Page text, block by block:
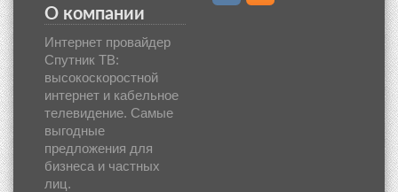
О компании
Интернет провайдер
Спутник ТВ:
высокоскоростной
интернет и кабельное
телевидение. Самые
выгодные
предложения для
бизнеса и частных
лиц.